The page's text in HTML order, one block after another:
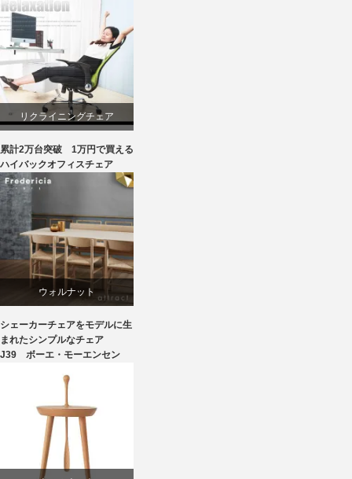
ライフスタイル
ワークチェア
椅子
リクライニングチェア
ワークチェア
累計2万台突破 1万円で買える
ハイバックオフィスチェア
ウォルナット
オーク
ダイニング
ボーエ・モーエンセン
シェーカーチェアをモデルに生
まれたシンプルなチェア
J39 ボーエ・モーエンセン